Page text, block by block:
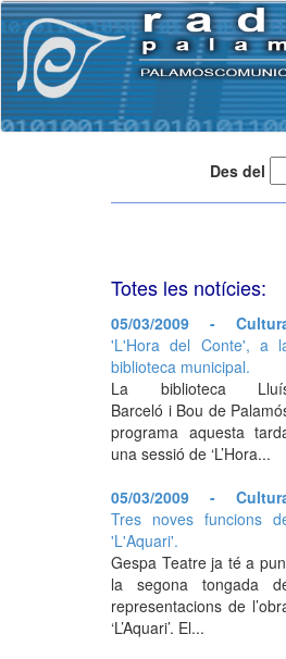
Des del
Totes les notícies:
05/03/2009 -
'L'Hora del Conte', a
biblioteca municipal.
La biblioteca
Barceló i Bou de
programa aquesta
una sessió de ‘L’Hora...
05/03/2009 -
Tres noves funcions
'L'Aquari'.
Gespa Teatre ja té a
la segona tongada
representacions de
‘L’Aquari’. El...